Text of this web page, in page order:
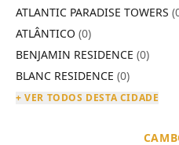
ATLANTIC PARADISE TOWERS
ATLÂNTICO (0)
BENJAMIN RESIDENCE (0)
BLANC RESIDENCE (0)
+ VER TODOS DESTA CIDADE